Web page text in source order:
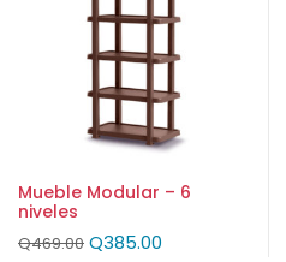
Mueble Modular – 6
niveles
Q469.00 Q385.00